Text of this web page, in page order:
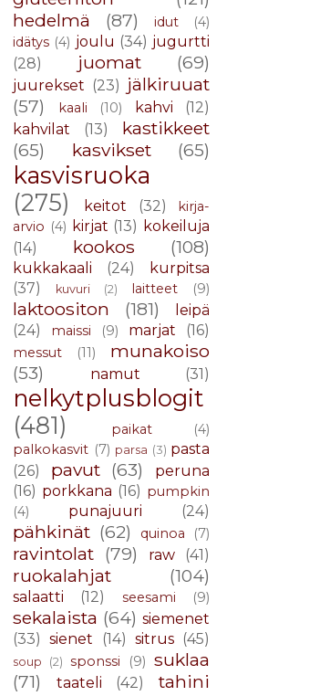
hedelmä
(87) idut
(4)
idätys (4) joulu (34) jugurtti
(28)
juomat (69)
juurekset (23) jälkiruuat
(57)
kaali (10) kahvi
(12)
kahvilat
(13)
kastikkeet
(65)
kasvikset (65)
kasvisruoka
(275)
keitot (32)
kirja-
arvio (4) kirjat (13) kokeiluja
(14)
kookos (108)
kukkakaali (24)
kurpitsa
(37)
kuvuri (2) laitteet (9)
laktoositon (181)
leipä
(24)
maissi (9) marjat (16)
messut (11)
munakoiso
(53)
namut (31)
nelkytplusblogit
(481)
paikat
(4)
palkokasvit (7) parsa (3) pasta
(26)
pavut (63)
peruna
(16) porkkana (16) pumpkin
(4)
punajuuri (24)
pähkinät (62) quinoa (7)
ravintolat (79) raw (41)
ruokalahjat (104)
salaatti (12) seesami (9)
sekalaista (64) siemenet
(33) sienet (14) sitrus (45)
soup (2) sponssi (9) suklaa
(71)
taateli (42)
tahini